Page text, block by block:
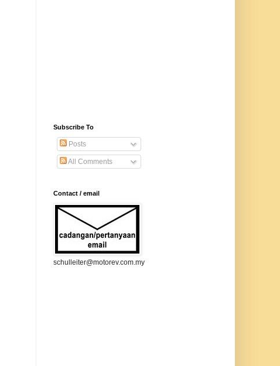
Subscribe To
Posts
All Comments
Contact / email
schulleiter@motorev.com.my